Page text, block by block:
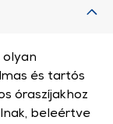
olyan
és tartós
óraszíjakhoz
beleértve